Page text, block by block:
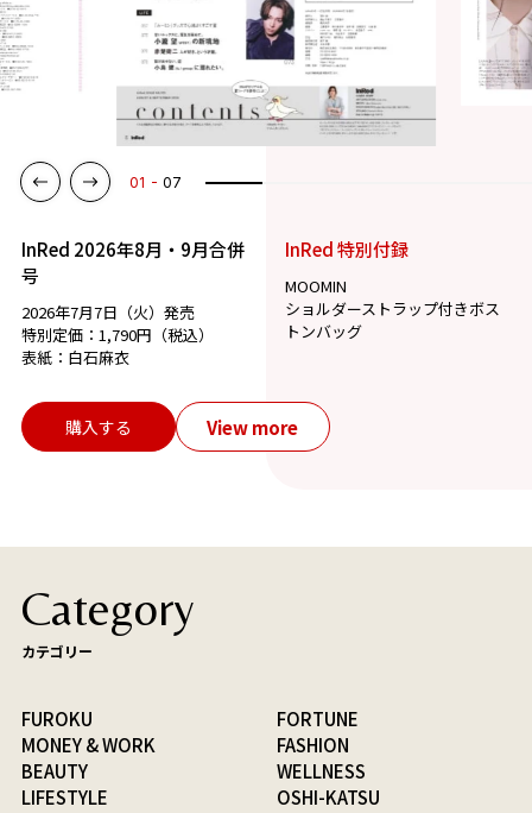
01 07
InRed 2026年8月・9月合併
号
2026年7月7日（火）発売
特別定価：1,790円（税込）
表紙：白石麻衣
InRed 特別付録
MOOMIN
ショルダーストラップ付きボス
トンバッグ
購入する View more
Category
カテゴリー
FUROKU
FORTUNE
MONEY & WORK
FASHION
BEAUTY
WELLNESS
LIFESTYLE
OSHI-KATSU